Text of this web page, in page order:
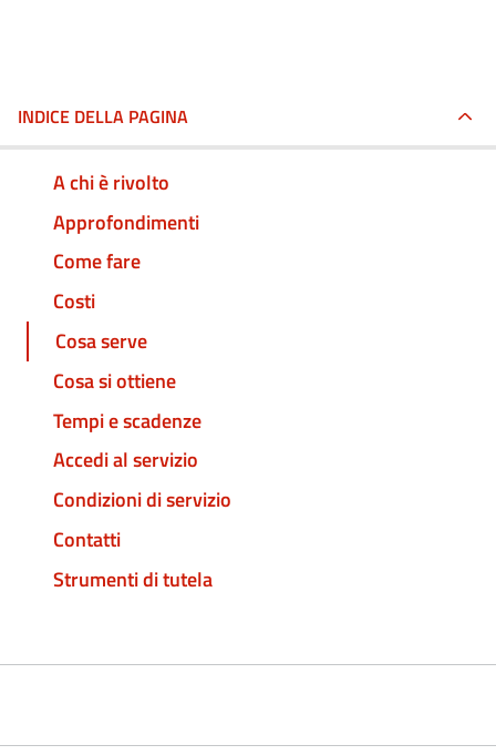
INDICE DELLA PAGINA
A chi è rivolto
Approfondimenti
Come fare
Costi
Cosa serve
Cosa si ottiene
Tempi e scadenze
Accedi al servizio
Condizioni di servizio
Contatti
Strumenti di tutela